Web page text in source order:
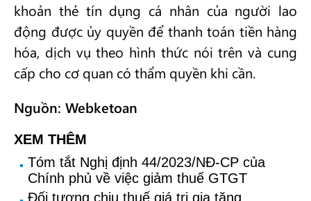
khoản thẻ tín dụng cá nhân của người lao
động được ủy quyền để thanh toán tiền hàng
hóa, dịch vụ theo hình thức nói trên và cung
cấp cho cơ quan có thẩm quyền khi cần.
Nguồn: Webketoan
XEM THÊM
Tóm tắt Nghị định 44/2023/NĐ-CP của
Chính phủ về việc giảm thuế GTGT
Đối tượng chịu thuế giá trị gia tăng